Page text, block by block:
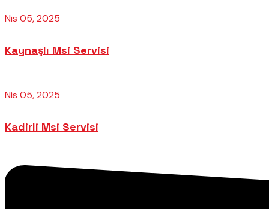
Nis 05, 2025
Kaynaşlı Msi Servisi
Nis 05, 2025
Kadirli Msi Servisi